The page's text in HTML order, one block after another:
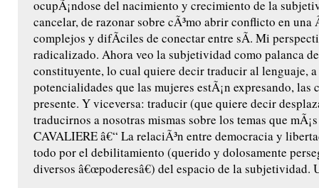
ocupÃ¡ndose del nacimiento y crecimiento de la
cancelar, de razonar sobre cÃ³mo abrir conflicto en
complejos y difÃ­ciles de conectar entre sÃ­. Mi
radicalizado. Ahora veo la subjetividad como palanca
constituyente, lo cual quiere decir traducir al lenguaje, a
potencialidades que las mujeres estÃ¡n expresando,
presente. Y viceversa: traducir (que quiere decir
traducirnos a nosotras mismas sobre los temas que
CAVALIERE â€“ La relaciÃ³n entre democracia y
todo por el debilitamiento (querido y dolosamente
diversos â€œpoderesâ€) del espacio de la subjetividad.